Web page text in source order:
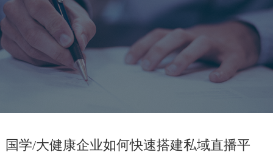
国学/大健康企业如何快速搭建私域直播平